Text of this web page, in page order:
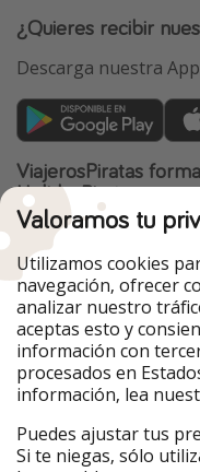
¿Quieres recibir
Descarga nuestra
ViajerosPiratas
HolidayPirates
Nuestros mercados
PiratinViaggio
VakantiePiraten
VoyagesPirates
Urlaubspiraten
TravelPirates
Nuestro grupo
HolidayPirates
Valoramos tu
Utilizamos cookies
navegación, ofrecer
analizar nuestro
aceptas esto y
información con
procesados en
información, lea
Puedes ajustar tus
Si te niegas, sólo